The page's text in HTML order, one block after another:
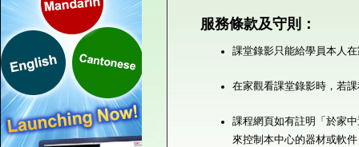
服務條款及守則：
課堂錄影只能給學員本人
在家觀看課堂錄影時，若
課程網頁如有註明「於家
來控制本中心的器材或軟